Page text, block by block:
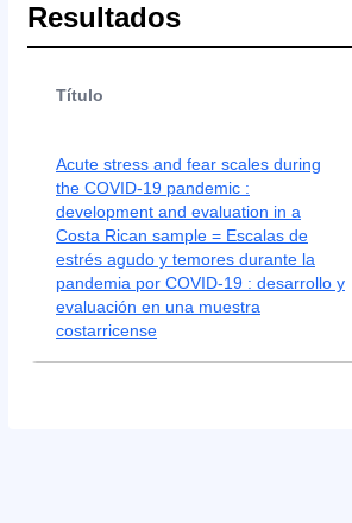
Resultados
Título
Acute stress and fear scales during
the COVID-19 pandemic :
development and evaluation in a
Costa Rican sample = Escalas de
estrés agudo y temores durante la
pandemia por COVID-19 : desarrollo y
evaluación en una muestra
costarricense